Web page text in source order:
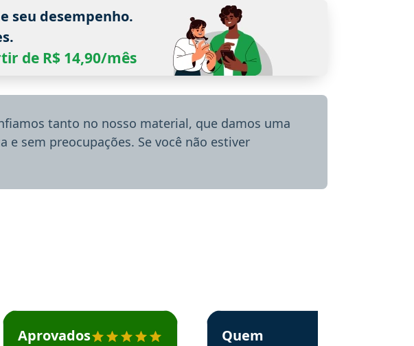
seu desempenho.
de R$ 14,90/mês
tanto no nosso material, que damos uma
e sem preocupações. Se você não estiver
em depoimento
Estudante Mário recomenda o Aprova Concursos em depoimento
Aprovados
Estudante Alessandra recomenda o Aprova
Quem